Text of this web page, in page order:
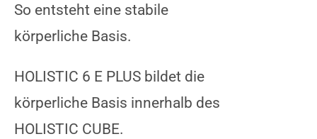
So entsteht eine stabile
körperliche Basis.
HOLISTIC 6 E PLUS bildet die
körperliche Basis innerhalb des
HOLISTIC CUBE.